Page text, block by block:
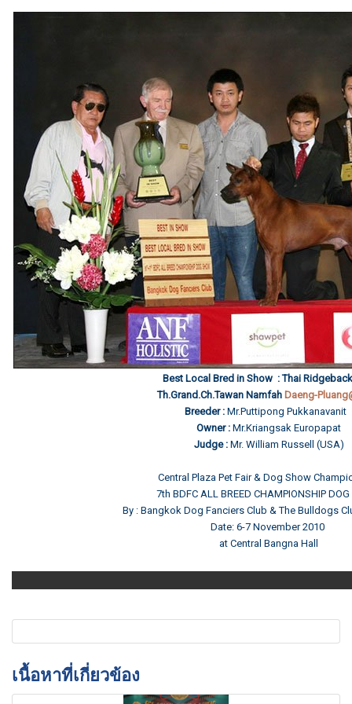
Best Local Bred in Show : Thai
Th.Grand.Ch.Tawan Namfah Daeng-
Breeder : Mr.Puttipong
Owner : Mr.Kriangsak Europapat
Judge : Mr. William Russell (USA)
Central Plaza Pet Fair & Dog Show
7th BDFC ALL BREED CHAMPIONSHIP
By : Bangkok Dog Fanciers Club & The Bulldogs
Date: 6-7 November 2010
at Central Bangna Hall
เนื้อหาที่เกี่ยวข้อง